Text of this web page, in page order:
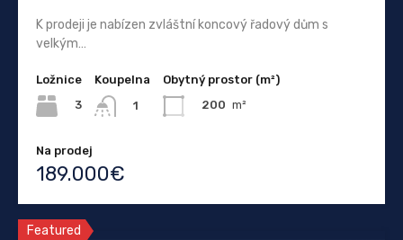
K prodeji je nabízen zvláštní koncový řadový dům s
velkým…
Ložnice
3
Koupelna
1
Obytný prostor (m²)
200 m²
Na prodej
189.000€
Featured